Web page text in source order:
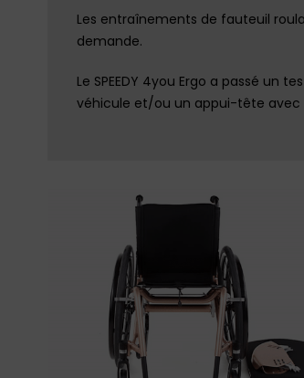
Les entraînements de fauteuil
demande.
Le SPEEDY 4you Ergo a passé un
véhicule et/ou un appui-tête avec